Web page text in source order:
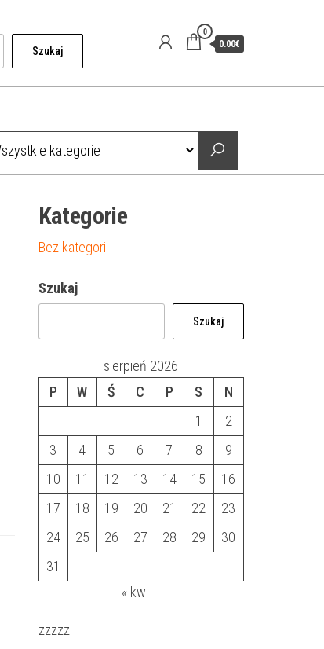
Szukaj
0
0.00€
Kategorie
Bez kategorii
Szukaj
Szukaj
sierpień 2026
P
W Ś C P S
N
1
2
3
4 5 6 7 8
9
10
11 12 13 14 15
16
17
18 19 20 21 22
23
24
25 26 27 28 29
30
31
« kwi
zzzzz